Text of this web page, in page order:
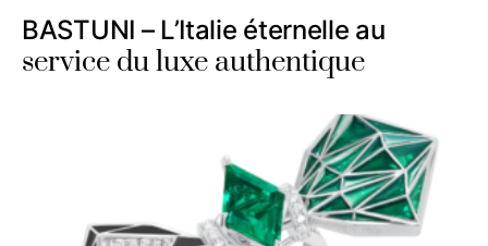
BASTUNI – L’Italie éternelle au
service du luxe authentique